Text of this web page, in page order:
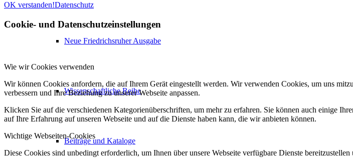
Neue Friedrichsruher Ausgabe
Wissenschaftliche Reihe
Beiträge und Kataloge
OK verstanden!Datenschutz
Cookie- und Datenschutzeinstellungen
Wie wir Cookies verwenden
Wir können Cookies anfordern, die auf Ihrem Gerät eingestellt werden. Wir verwenden Cookies, um uns
verbessern und Ihre Beziehung zu unserer Webseite anpassen.
Klicken Sie auf die verschiedenen Kategorienüberschriften, um mehr zu erfahren. Sie können auch einige
auf Ihre Erfahrung auf unseren Webseite und auf die Dienste haben kann, die wir anbieten können.
Wichtige Webseiten-Cookies
Diese Cookies sind unbedingt erforderlich, um Ihnen über unsere Webseite verfügbare Dienste